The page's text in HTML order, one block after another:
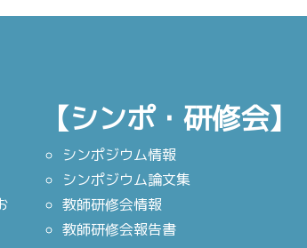
【シンポ・研修会】
シンポジウム情報
シンポジウム論文集
教師研修会情報
教師研修会報告書